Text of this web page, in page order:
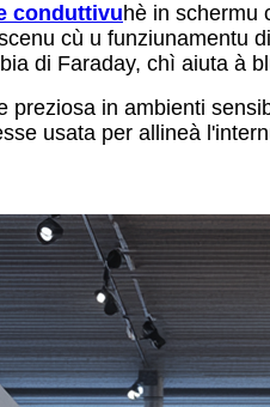
conduttivuhè in schermu
cù u funziunamentu
di Faraday, chì aiuta à
in ambienti
usata per allineà